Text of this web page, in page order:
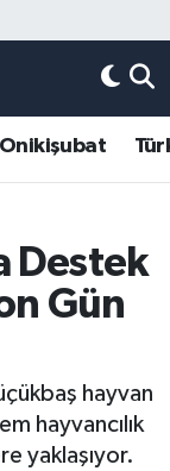
Onikişubat
Destek
Gün
hayvan
hayvancılık
yaklaşıyor.
Haritası